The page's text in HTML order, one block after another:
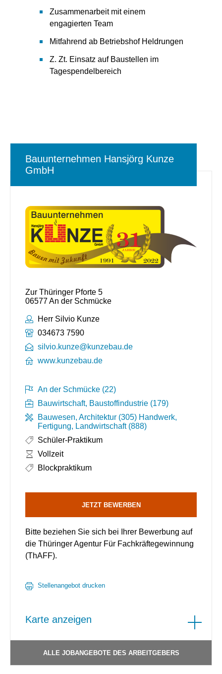
Zusammenarbeit mit einem
engagierten Team
Mitfahrend ab Betriebshof Heldrungen
Z. Zt. Einsatz auf Baustellen im
Tagespendelbereich
Bauunternehmen Hansjörg Kunze
GmbH
Zur Thüringer Pforte 5
06577 An der Schmücke
Ansprechpartner:
Herr Silvio Kunze
Telefonnummer:
034673 7590
silvio.kunze@kunzebau.de
www.kunzebau.de
An der Schmücke (22)
Bauwirtschaft, Baustoffindustrie (179)
Bauwesen, Architektur (305) Handwerk,
Fertigung, Landwirtschaft (888)
Schüler-Praktikum
Arbeitszeit:
Vollzeit
Blockpraktikum
JETZT BEWERBEN
Bitte beziehen Sie sich bei Ihrer Bewerbung auf
die Thüringer Agentur Für Fachkräftegewinnung
(ThAFF).
Stellenangebot drucken
Karte anzeigen
ALLE JOBANGEBOTE DES ARBEITGEBERS